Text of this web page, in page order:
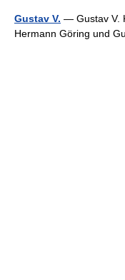
Gustav V. — Gustav V.
Hermann Göring und